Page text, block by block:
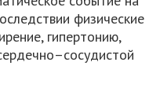
физические
гипертонию,